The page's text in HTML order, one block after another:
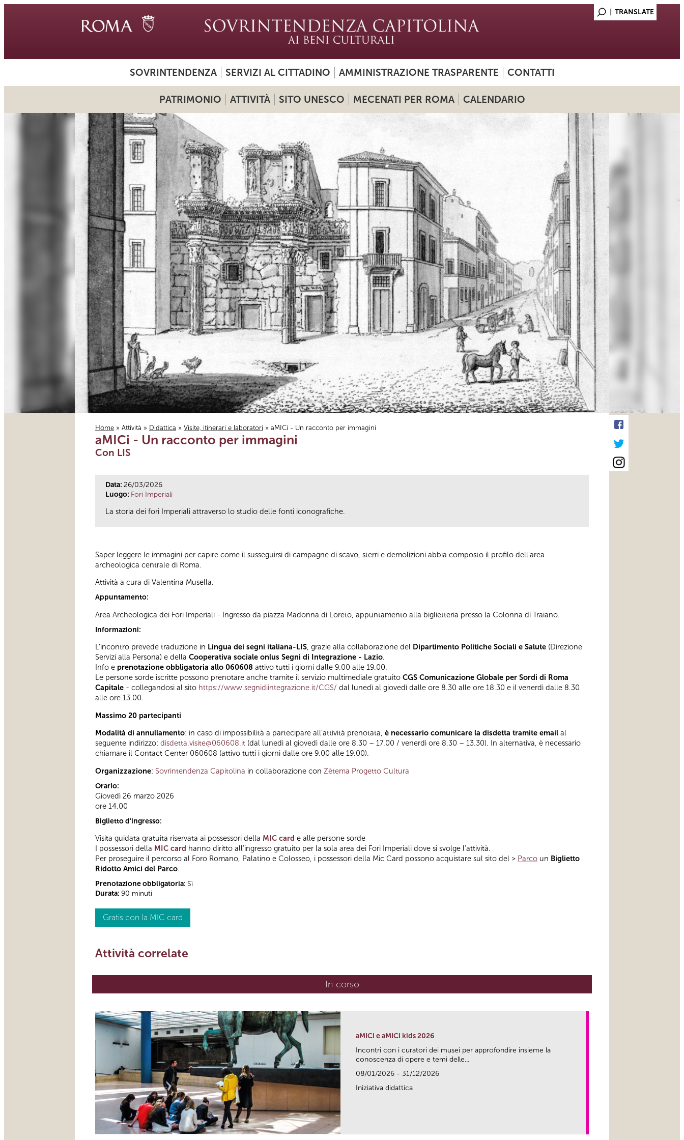
SOVRINTENDENZA SERVIZI AL CITTADINO AMMINISTRAZIONE TRASPARENTE CONTATTI
PATRIMONIO ATTIVITÀ SITO UNESCO MECENATI PER ROMA CALENDARIO
Tu sei qui
Home » Attività » Didattica » Visite, itinerari e laboratori » aMICi - Un racconto per immagini
aMICi - Un racconto per immagini
Con LIS
Data: 26/03/2026
Luogo: Fori Imperiali
La storia dei fori Imperiali attraverso lo studio delle fonti iconografiche.
Saper leggere le immagini per capire come il susseguirsi di campagne di scavo, sterri e demolizioni abbia composto il profilo dell’area
archeologica centrale di Roma.
Attività a cura di Valentina Musella.
Appuntamento:
Area Archeologica dei Fori Imperiali - Ingresso da piazza Madonna di Loreto, appuntamento alla biglietteria presso la Colonna di Traiano.
Informazioni:
L'incontro prevede traduzione in Lingua dei segni italiana-LIS, grazie alla collaborazione del Dipartimento Politiche Sociali e Salute (Direzione
Servizi alla Persona) e della Cooperativa sociale onlus Segni di Integrazione - Lazio.
Info e prenotazione obbligatoria allo 060608 attivo tutti i giorni dalle 9.00 alle 19.00.
Le persone sorde iscritte possono prenotare anche tramite il servizio multimediale gratuito CGS Comunicazione Globale per Sordi di Roma
Capitale - collegandosi al sito https://www.segnidiintegrazione.it/CGS/ dal lunedì al giovedì dalle ore 8.30 alle ore 18.30 e il venerdì dalle 8.30
alle ore 13.00.
Massimo 20 partecipanti
Modalità di annullamento: in caso di impossibilità a partecipare all’attività prenotata, è necessario comunicare la disdetta tramite email al
seguente indirizzo: disdetta.visite@060608.it (dal lunedì al giovedì dalle ore 8.30 – 17.00 / venerdì ore 8.30 – 13.30). In alternativa, è necessario
chiamare il Contact Center 060608 (attivo tutti i giorni dalle ore 9.00 alle 19.00).
Organizzazione: Sovrintendenza Capitolina in collaborazione con Zètema Progetto Cultura
Orario:
Giovedì 26 marzo 2026
ore 14.00
Biglietto d'ingresso:
Visita guidata gratuita riservata ai possessori della MIC card e alle persone sorde
I possessori della MIC card hanno diritto all'ingresso gratuito per la sola area dei Fori Imperiali dove si svolge l'attività.
Per proseguire il percorso al Foro Romano, Palatino e Colosseo, i possessori della Mic Card possono acquistare sul sito del > Parco un Biglietto
Ridotto Amici del Parco.
Prenotazione obbligatoria: Sì
Durata: 90 minuti
Gratis con la MIC card
Attività correlate
In corso(scheda attiva)
aMICi e aMICi kids 2026
Incontri con i curatori dei musei per approfondire insieme la
conoscenza di opere e temi delle...
08/01/2026 - 31/12/2026
Iniziativa didattica